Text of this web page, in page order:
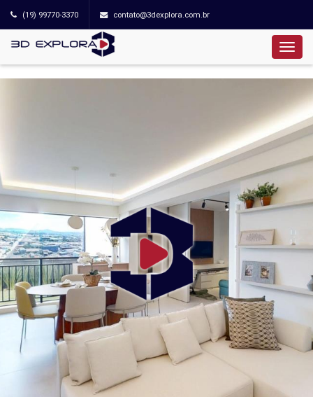
(19) 99770-3370 contato@3dexplora.com.br